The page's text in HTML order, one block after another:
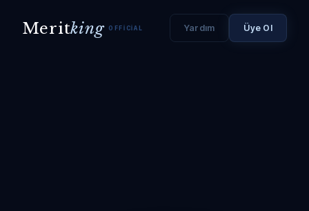
Meritking OFFICIAL Yardım Üye Ol